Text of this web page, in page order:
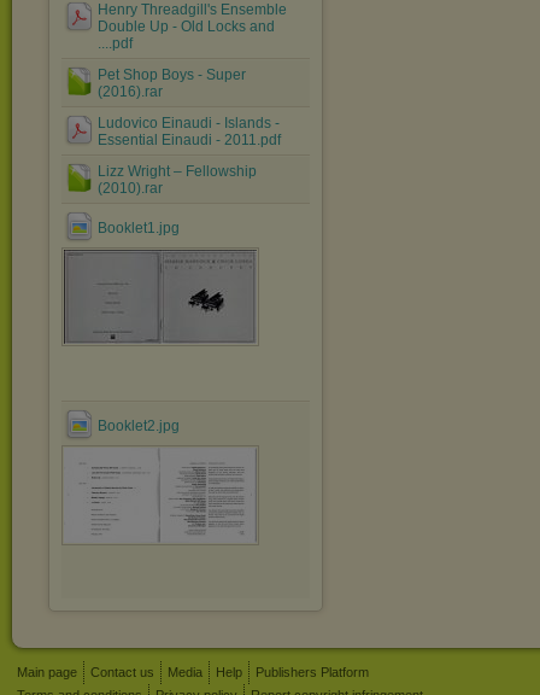
Henry Threadgill's Ensemble
Double Up - Old Locks and
....pdf
Pet Shop Boys - Super
(2016).rar
Ludovico Einaudi - Islands -
Essential Einaudi - 2011.pdf
Lizz Wright ‎– Fellowship
(2010).rar
Booklet1.jpg
Booklet2.jpg
Main page Contact us Media Help
Publishers Platform